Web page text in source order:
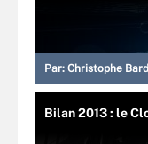
Par: Christophe
Bilan 2013 : le